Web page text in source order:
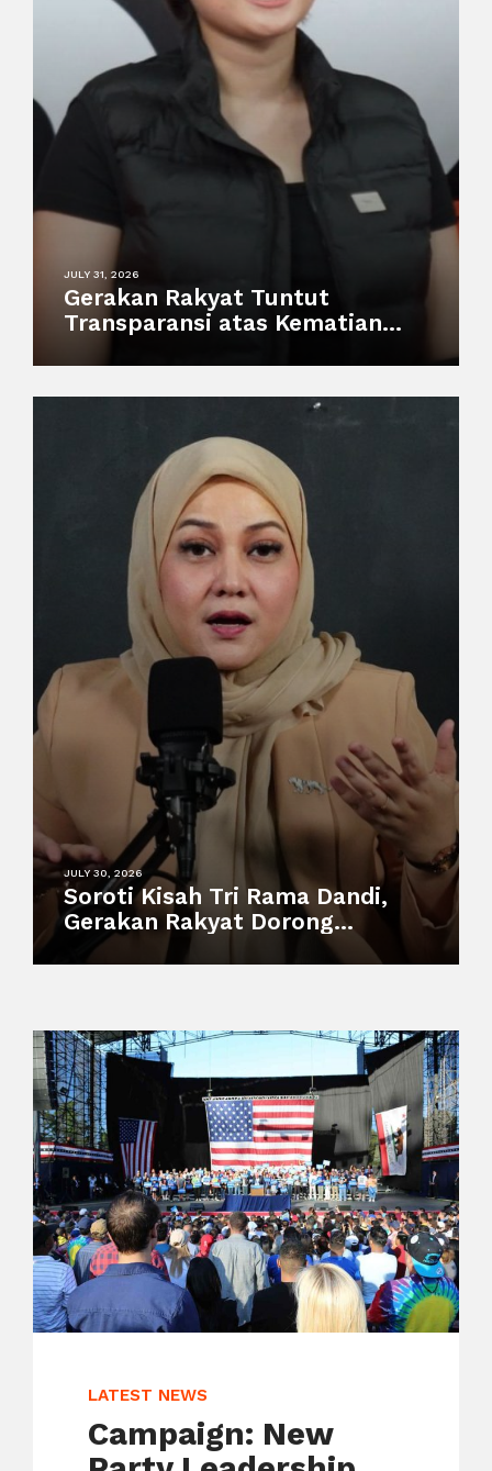
JULY 31, 2026
Gerakan Rakyat Tuntut
Transparansi atas Kematian
Semarang Zoo
JULY 30, 2026
Soroti Kisah Tri Rama Dandi,
Gerakan Rakyat Dorong
Perlindungan Pekerja
Informal dan Sistem Sosial
LATEST NEWS
Campaign: New